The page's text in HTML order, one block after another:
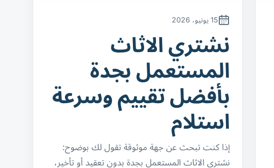
15 يونيو، 2026
نشتري الاثاث
المستعمل بجدة
بأفضل تقييم وسرعة
استلام
إذا كنت تبحث عن جهة موثوقة تقول لك بوضوح:
نشتري الاثاث المستعمل بجدة بدون تعقيد أو تأخير،